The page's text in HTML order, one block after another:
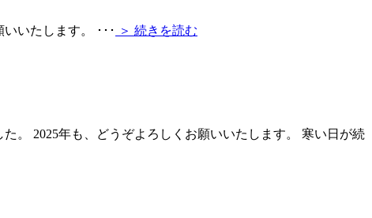
いたします。
･･･ ＞ 続きを読む
。 2025年も、どうぞよろしくお願いいたします。 寒い日が続